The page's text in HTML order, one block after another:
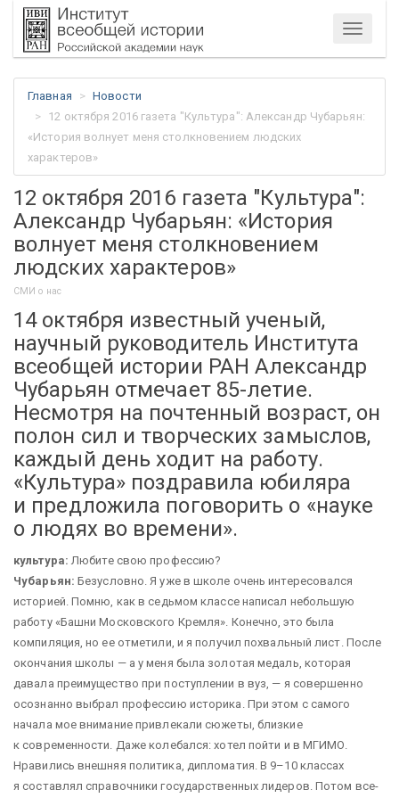
Меню
Главная
Новости
12 октября 2016 газета "Культура": Александр Чубарьян:
«История волнует меня столкновением людских
характеров»
12 октября 2016 газета "Культура":
Александр Чубарьян: «История
волнует меня столкновением
людских характеров»
СМИ о нас
14 октября известный ученый,
научный руководитель Института
всеобщей истории РАН Александр
Чубарьян отмечает 85-летие.
Несмотря на почтенный возраст, он
полон сил и творческих замыслов,
каждый день ходит на работу.
«Культура» поздравила юбиляра
и предложила поговорить о «науке
о людях во времени».
культура: Любите свою профессию?
Чубарьян: Безусловно. Я уже в школе очень интересовался
историей. Помню, как в седьмом классе написал небольшую
работу «Башни Московского Кремля». Конечно, это была
компиляция, но ее отметили, и я получил похвальный лист. После
окончания школы — ​а у меня была золотая медаль, которая
давала преимущество при поступлении в вуз, — ​я совершенно
осознанно выбрал профессию историка. При этом с самого
начала мое внимание привлекали сюжеты, близкие
к современности. Даже колебался: хотел пойти и в МГИМО.
Нравились внешняя политика, дипломатия. В 9–10 классах
я составлял справочники государственных лидеров. Потом все-